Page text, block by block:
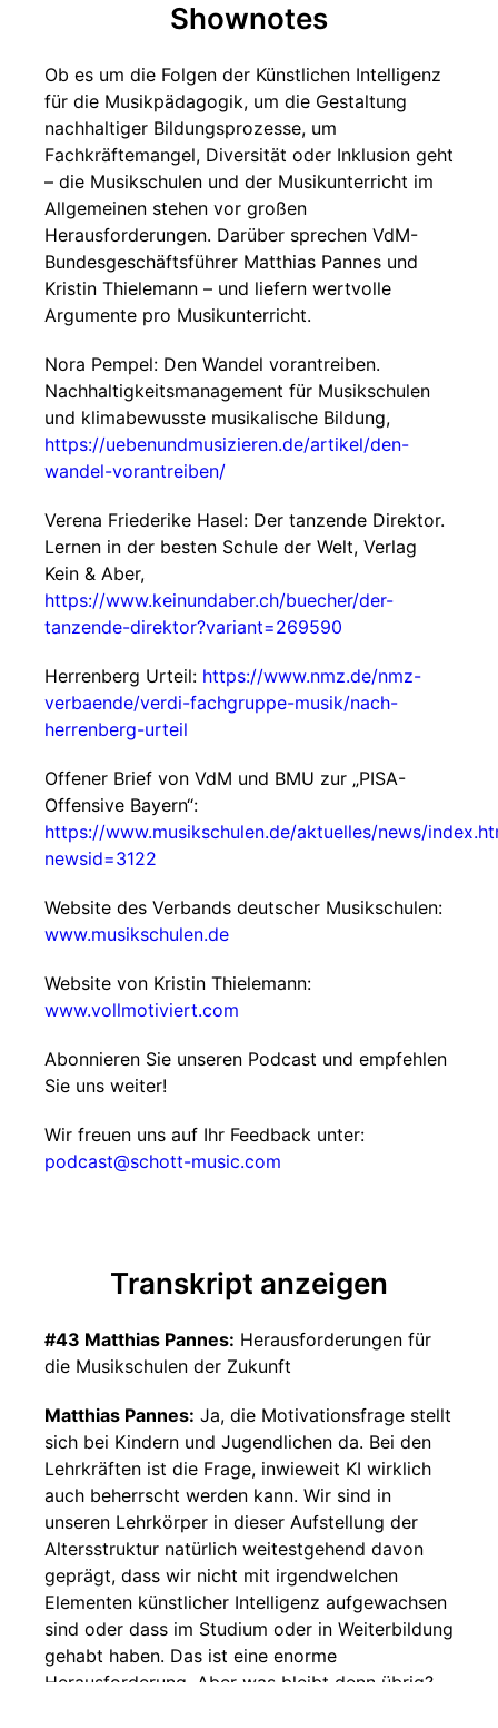
Shownotes
Ob es um die Folgen der Künstlichen Intelligenz
für die Musikpädagogik, um die Gestaltung
nachhaltiger Bildungsprozesse, um
Fachkräftemangel, Diversität oder Inklusion geht
– die Musikschulen und der Musikunterricht im
Allgemeinen stehen vor großen
Herausforderungen. Darüber sprechen VdM-
Bundesgeschäftsführer Matthias Pannes und
Kristin Thielemann – und liefern wertvolle
Argumente pro Musikunterricht.
Nora Pempel: Den Wandel vorantreiben.
Nachhaltigkeitsmanagement für Musikschulen
und klimabewusste musikalische Bildung,
https://uebenundmusizieren.de/artikel/den-
wandel-vorantreiben/
Verena Friederike Hasel: Der tanzende Direktor.
Lernen in der besten Schule der Welt, Verlag
Kein & Aber,
https://www.keinundaber.ch/buecher/der-
tanzende-direktor?variant=269590
Herrenberg Urteil: https://www.nmz.de/nmz-
verbaende/verdi-fachgruppe-musik/nach-
herrenberg-urteil
Offener Brief von VdM und BMU zur „PISA-
Offensive Bayern“:
https://www.musikschulen.de/aktuelles/news/
newsid=3122
Website des Verbands deutscher Musikschulen:
www.musikschulen.de
Website von Kristin Thielemann:
www.vollmotiviert.com
Abonnieren Sie unseren Podcast und empfehlen
Sie uns weiter!
Wir freuen uns auf Ihr Feedback unter:
podcast@schott-music.com
Transkript anzeigen
#43 Matthias Pannes: Herausforderungen für
die Musikschulen der Zukunft
Matthias Pannes: Ja, die Motivationsfrage stellt
sich bei Kindern und Jugendlichen da. Bei den
Lehrkräften ist die Frage, inwieweit KI wirklich
auch beherrscht werden kann. Wir sind in
unseren Lehrkörper in dieser Aufstellung der
Altersstruktur natürlich weitestgehend davon
geprägt, dass wir nicht mit irgendwelchen
Elementen künstlicher Intelligenz aufgewachsen
sind oder dass im Studium oder in Weiterbildung
gehabt haben. Das ist eine enorme
Herausforderung. Aber was bleibt denn übrig?